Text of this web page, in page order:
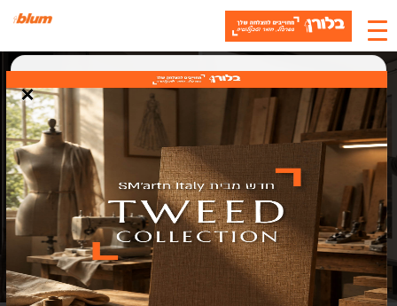
× האתר משתמש בעוגיות
אנחנו משתמשים בעוגיות (Cookies) כדי לשפר את חוויית המשתמש, לנתח
תנועה ולתמוך בתוכן ושירותים. בלחיצה על "אישור" אתם מסכימים לשימוש
בעוגיות.
סגירה